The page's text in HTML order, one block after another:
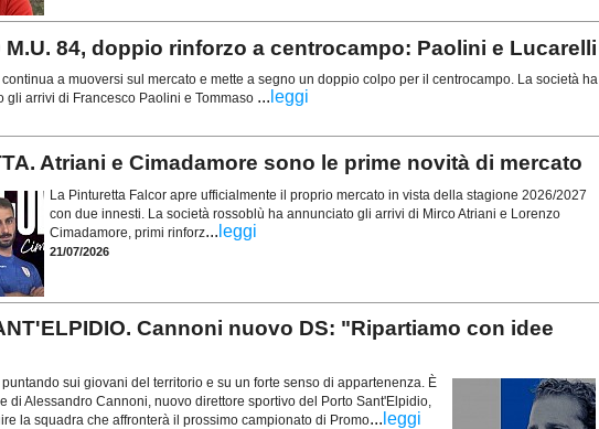
M.U. 84, doppio rinforzo a centrocampo: Paolini e Lucarelli
continua a muoversi sul mercato e mette a segno un doppio colpo per il centrocampo. La società ha
gli arrivi di Francesco Paolini e Tommaso ... leggi
Atriani e Cimadamore sono le prime novità di mercato
La Pinturetta Falcor apre ufficialmente il proprio mercato in vista della stagione 2026/2027
con due innesti. La società rossoblù ha annunciato gli arrivi di Mirco Atriani e Lorenzo
Cimadamore, primi rinforz... leggi
21/07/2026
Cannoni nuovo DS: "Ripartiamo con idee
sui giovani del territorio e su un forte senso di appartenenza. È
di Alessandro Cannoni, nuovo direttore sportivo del Porto Sant'Elpidio,
la squadra che affronterà il prossimo campionato di Promo... leggi